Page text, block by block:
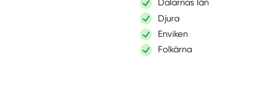
Dalarnas län
Djura
Enviken
Folkärna